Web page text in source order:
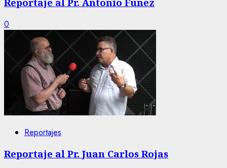
0
Reportajes
Reportaje al Pr. Juan Carlos Rojas